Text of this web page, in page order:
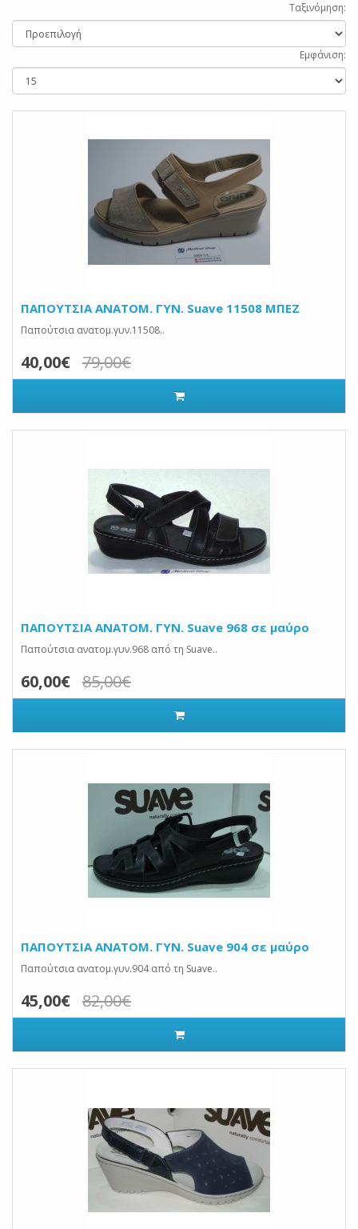
Ταξινόμηση:
Εμφάνιση:
ΠΑΠΟΥΤΣΙΑ ANATOM. ΓΥΝ. Suave 11508 ΜΠΕΖ
Παπούτσια ανατομ.γυν.11508..
40,00€ 79,00€
ΠΑΠΟΥΤΣΙΑ ANATOM. ΓΥΝ. Suave 968 σε μαύρο
Παπούτσια ανατομ.γυν.968 από τη Suave..
60,00€ 85,00€
ΠΑΠΟΥΤΣΙΑ ANATOM. ΓΥΝ. Suave 904 σε μαύρο
Παπούτσια ανατομ.γυν.904 από τη Suave..
45,00€ 82,00€